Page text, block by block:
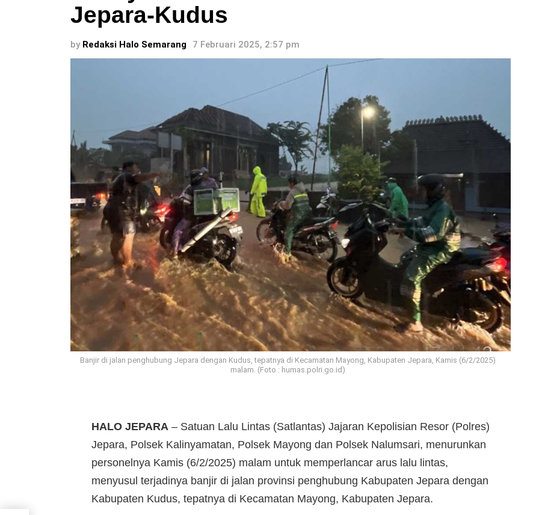
Jepara-Kudus
by Redaksi Halo Semarang 7 Februari 2025, 2:57 pm
Banjir di jalan penghubung Jepara dengan Kudus, tepatnya di Kecamatan Mayong, Kabupaten Jepara, Kamis (6/2/2025)
malam. (Foto : humas.polri.go.id)
HALO JEPARA – Satuan Lalu Lintas (Satlantas) Jajaran Kepolisian Resor (Polres)
Jepara, Polsek Kalinyamatan, Polsek Mayong dan Polsek Nalumsari, menurunkan
personelnya Kamis (6/2/2025) malam untuk memperlancar arus lalu lintas,
menyusul terjadinya banjir di jalan provinsi penghubung Kabupaten Jepara dengan
Kabupaten Kudus, tepatnya di Kecamatan Mayong, Kabupaten Jepara.